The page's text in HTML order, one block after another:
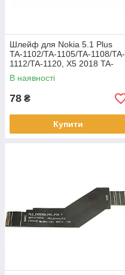
Шлейф для Nokia 5.1 Plus
TA-1102/TA-1105/TA-1108/TA-
1112/TA-1120, X5 2018 TA-
1109, з кнопкою включення, з
кнопками регулювання
В наявності
78 ₴
Купити